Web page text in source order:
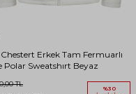
Chestert Erkek Tam Fermuarlı
Polar Sweatshırt Beyaz
TL %30